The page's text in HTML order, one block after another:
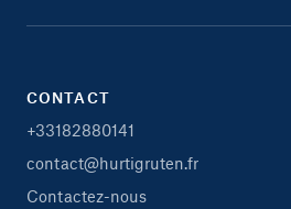
CONTACT
+33182880141
contact@hurtigruten.fr
Contactez-nous